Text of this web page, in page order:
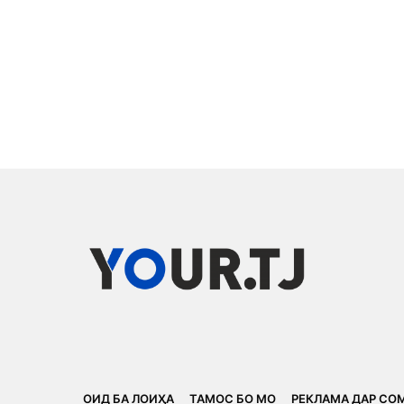
ОИД БА ЛОИҲА ТАМОС БО МО РЕКЛАМА ДАР